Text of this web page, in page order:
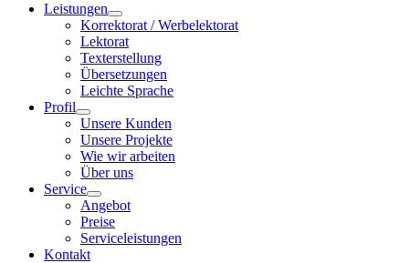
Leistungen
Korrektorat / Werbelektorat
Lektorat
Texterstellung
Übersetzungen
Leichte Sprache
Profil
Unsere Kunden
Unsere Projekte
Wie wir arbeiten
Über uns
Service
Angebot
Preise
Serviceleistungen
Kontakt